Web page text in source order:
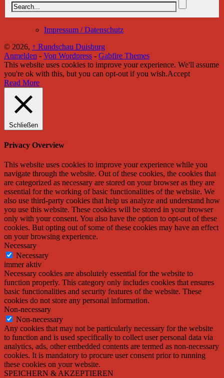
Impressum / Datenschutz
© 2026, ↑ Rundschau Duisburg
Anmelden - Von Wordpress - Gabfire Themes
This website uses cookies to improve your experience. We'll assume
you're ok with this, but you can opt-out if you wish.Accept
Read More
Schließen
Privacy Overview
This website uses cookies to improve your experience while you
navigate through the website. Out of these cookies, the cookies that
are categorized as necessary are stored on your browser as they are
essential for the working of basic functionalities of the website. We
also use third-party cookies that help us analyze and understand how
you use this website. These cookies will be stored in your browser
only with your consent. You also have the option to opt-out of these
cookies. But opting out of some of these cookies may have an effect
on your browsing experience.
Necessary
Necessary
immer aktiv
Necessary cookies are absolutely essential for the website to
function properly. This category only includes cookies that ensures
basic functionalities and security features of the website. These
cookies do not store any personal information.
Non-necessary
Non-necessary
Any cookies that may not be particularly necessary for the website
to function and is used specifically to collect user personal data via
analytics, ads, other embedded contents are termed as non-necessary
cookies. It is mandatory to procure user consent prior to running
these cookies on your website.
SPEICHERN & AKZEPTIEREN